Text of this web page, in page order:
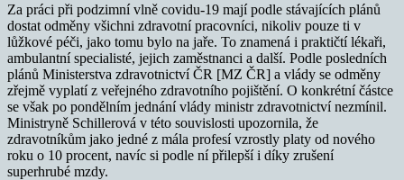
Za práci při podzimní vlně covidu-19 mají podle stávajících plánů
dostat odměny všichni zdravotní pracovníci, nikoliv pouze ti v
lůžkové péči, jako tomu bylo na jaře. To znamená i praktičtí lékaři,
ambulantní specialisté, jejich zaměstnanci a další. Podle posledních
plánů Ministerstva zdravotnictví ČR [MZ ČR] a vlády se odměny
zřejmě vyplatí z veřejného zdravotního pojištění. O konkrétní částce
se však po pondělním jednání vlády ministr zdravotnictví nezmínil.
Ministryně Schillerová v této souvislosti upozornila, že
zdravotníkům jako jedné z mála profesí vzrostly platy od nového
roku o 10 procent, navíc si podle ní přilepší i díky zrušení
superhrubé mzdy.